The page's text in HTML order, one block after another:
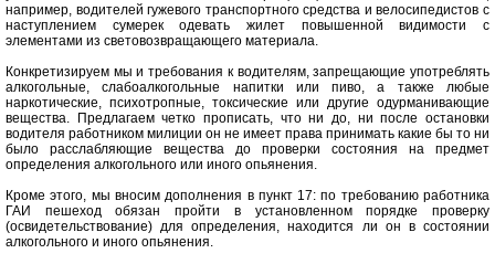
например, водителей гужевого транспортного средства и велосипедистов с
наступлением сумерек одевать жилет повышенной видимости с
элементами из световозвращающего материала.
Конкретизируем мы и требования к водителям, запрещающие употреблять
алкогольные, слабоалкогольные напитки или пиво, а также любые
наркотические, психотропные, токсические или другие одурманивающие
вещества. Предлагаем четко прописать, что ни до, ни после остановки
водителя работником милиции он не имеет права принимать какие бы то ни
было расслабляющие вещества до проверки состояния на предмет
определения алкогольного или иного опьянения.
Кроме этого, мы вносим дополнения в пункт 17: по требованию работника
ГАИ пешеход обязан пройти в установленном порядке проверку
(освидетельствование) для определения, находится ли он в состоянии
алкогольного и иного опьянения.